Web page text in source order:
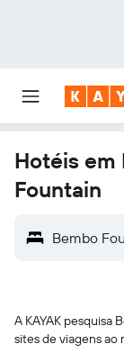
Hotéis em
Fountain
Bembo
A KAYAK pesquisa
sites de viagens